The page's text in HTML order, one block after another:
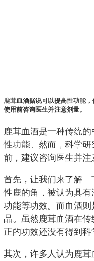
鹿茸血酒据说可以提高性功能
使用前咨询医生并注意剂量。
鹿茸血酒是一种传统
性功能。然而，科学
前，建议咨询医生并注
首先，让我们来了解
性鹿的角，被认为具
功能等功效。而血酒
品。虽然鹿茸血酒在
正的功效还没有得到科
其次，许多人认为鹿